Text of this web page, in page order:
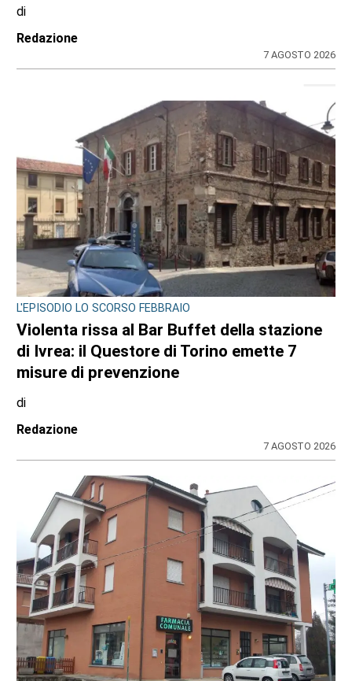
località protetta
di
Redazione
BORGARO TORINESE
Casa della Salute in ritardo sul Pnrr: stop ai
lavori per l’amianto, ditta messa in mora
dal Comune
di
Stefano Tubia